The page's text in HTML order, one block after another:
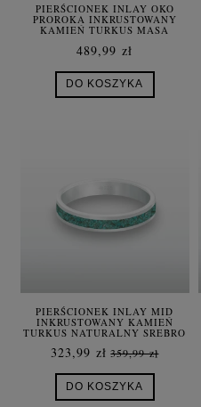
PIERŚCIONEK INLAY OKO
PROROKA INKRUSTOWANY
KAMIEŃ TURKUS MASA
489,99 zł
DO KOSZYKA
PIERŚCIONEK INLAY MID
INKRUSTOWANY KAMIEŃ
TURKUS NATURALNY SREBRO
323,99 zł 359,99 zł
DO KOSZYKA